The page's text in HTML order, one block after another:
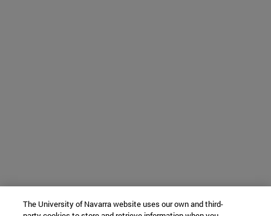
The University of Navarra website uses our own and third-